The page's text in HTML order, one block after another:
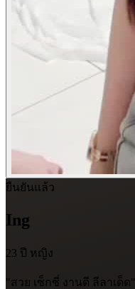
ยืนยันแล้ว
Ing
23 ปี หญิง
"สวย เซ็กซี่ งานดี ลีลาเด็ด"